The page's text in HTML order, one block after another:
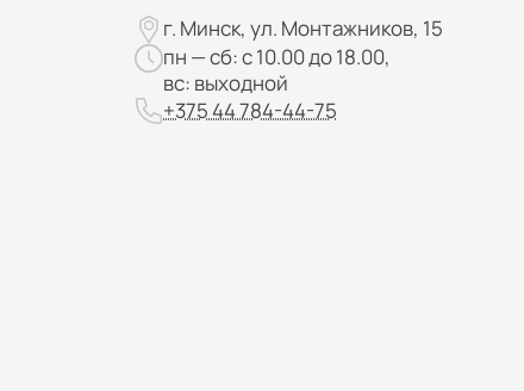
г. Минск, ул. Монтажников, 15
пн — сб: с 10.00 до 18.00,
вс: выходной
+375 44 784-44-75